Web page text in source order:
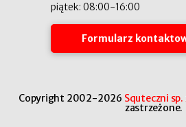
piątek: 08:00-16:00
Formularz
Copyright 2002-2026 Squteczni sp.
zastrzeżone.